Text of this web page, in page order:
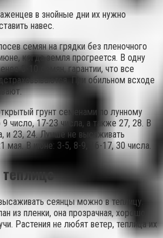
в знойные дни их нужно
навес.
семян на грядки без пленочного
когда земля прогреется. В одну
8-10 семян, гарантии, что все
При обильном всходе
грунт семенами по лунному
число, 17-23 числа, а также 27, 28. В
и 23, 24. Лучше не высаживать
мая. В июне: 3-5, 8-9, 16-17, 30 числа.
сеянцы можно в теплицу.
из пленки, она прозрачная, хорошо
Растения не любят ветер, теплица их